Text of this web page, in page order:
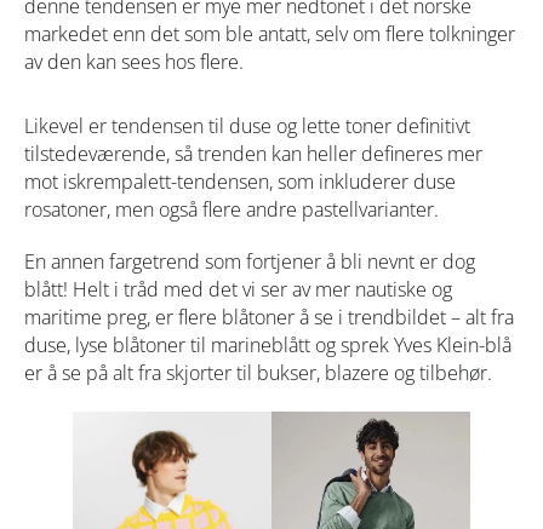
denne tendensen er mye mer nedtonet i det norske
markedet enn det som ble antatt, selv om flere tolkninger
av den kan sees hos flere.
Likevel er tendensen til duse og lette toner definitivt
tilstedeværende, så trenden kan heller defineres mer
mot iskrempalett-tendensen, som inkluderer duse
rosatoner, men også flere andre pastellvarianter.
En annen fargetrend som fortjener å bli nevnt er dog
blått! Helt i tråd med det vi ser av mer nautiske og
maritime preg, er flere blåtoner å se i trendbildet – alt fra
duse, lyse blåtoner til marineblått og sprek Yves Klein-blå
er å se på alt fra skjorter til bukser, blazere og tilbehør.